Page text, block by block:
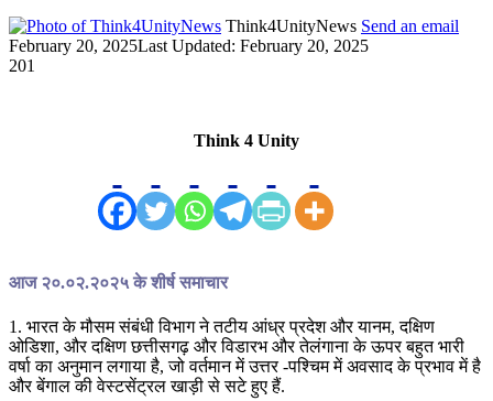
Think4UnityNews Send an email
February 20, 2025Last Updated: February 20, 2025
201
Think 4 Unity
आज २०.०२.२०२५ के शीर्ष समाचार
1. भारत के मौसम संबंधी विभाग ने तटीय आंध्र प्रदेश और यानम, दक्षिण
ओडिशा, और दक्षिण छत्तीसगढ़ और विडारभ और तेलंगाना के ऊपर बहुत भारी
वर्षा का अनुमान लगाया है, जो वर्तमान में उत्तर -पश्चिम में अवसाद के प्रभाव में है
और बेंगाल की वेस्टसेंट्रल खाड़ी से सटे हुए हैं.